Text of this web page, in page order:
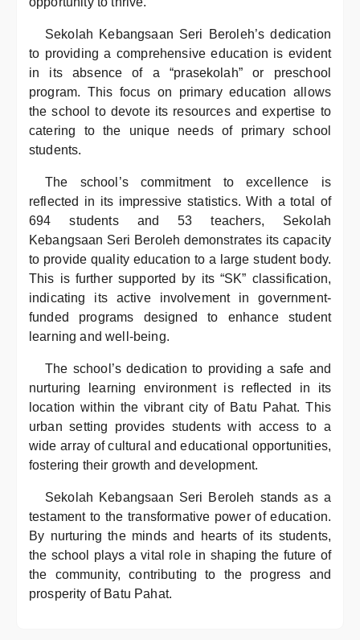
Sekolah Kebangsaan Seri Beroleh’s dedication
to providing a comprehensive education is evident
in its absence of a “prasekolah” or preschool
program. This focus on primary education allows
the school to devote its resources and expertise to
catering to the unique needs of primary school
students.
The school’s commitment to excellence is
reflected in its impressive statistics. With a total of
694 students and 53 teachers, Sekolah
Kebangsaan Seri Beroleh demonstrates its capacity
to provide quality education to a large student body.
This is further supported by its “SK” classification,
indicating its active involvement in government-
funded programs designed to enhance student
learning and well-being.
The school’s dedication to providing a safe and
nurturing learning environment is reflected in its
location within the vibrant city of Batu Pahat. This
urban setting provides students with access to a
wide array of cultural and educational opportunities,
fostering their growth and development.
Sekolah Kebangsaan Seri Beroleh stands as a
testament to the transformative power of education.
By nurturing the minds and hearts of its students,
the school plays a vital role in shaping the future of
the community, contributing to the progress and
prosperity of Batu Pahat.